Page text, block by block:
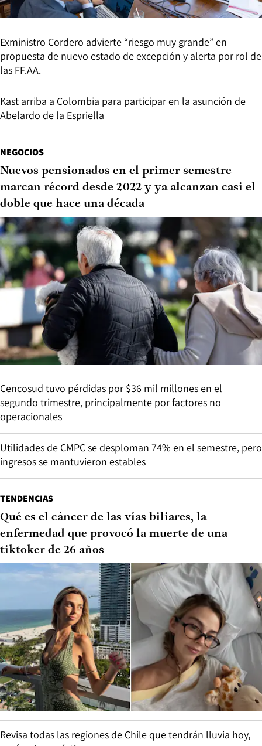
Exministro Cordero advierte “riesgo muy grande” en
propuesta de nuevo estado de excepción y alerta por rol de
las FF.AA.
Kast arriba a Colombia para participar en la asunción de
Abelardo de la Espriella
NEGOCIOS
Nuevos pensionados en el primer semestre
marcan récord desde 2022 y ya alcanzan casi el
doble que hace una década
Cencosud tuvo pérdidas por $36 mil millones en el
segundo trimestre, principalmente por factores no
operacionales
Utilidades de CMPC se desploman 74% en el semestre, pero
ingresos se mantuvieron estables
TENDENCIAS
Qué es el cáncer de las vías biliares, la
enfermedad que provocó la muerte de una
tiktoker de 26 años
Revisa todas las regiones de Chile que tendrán lluvia hoy,